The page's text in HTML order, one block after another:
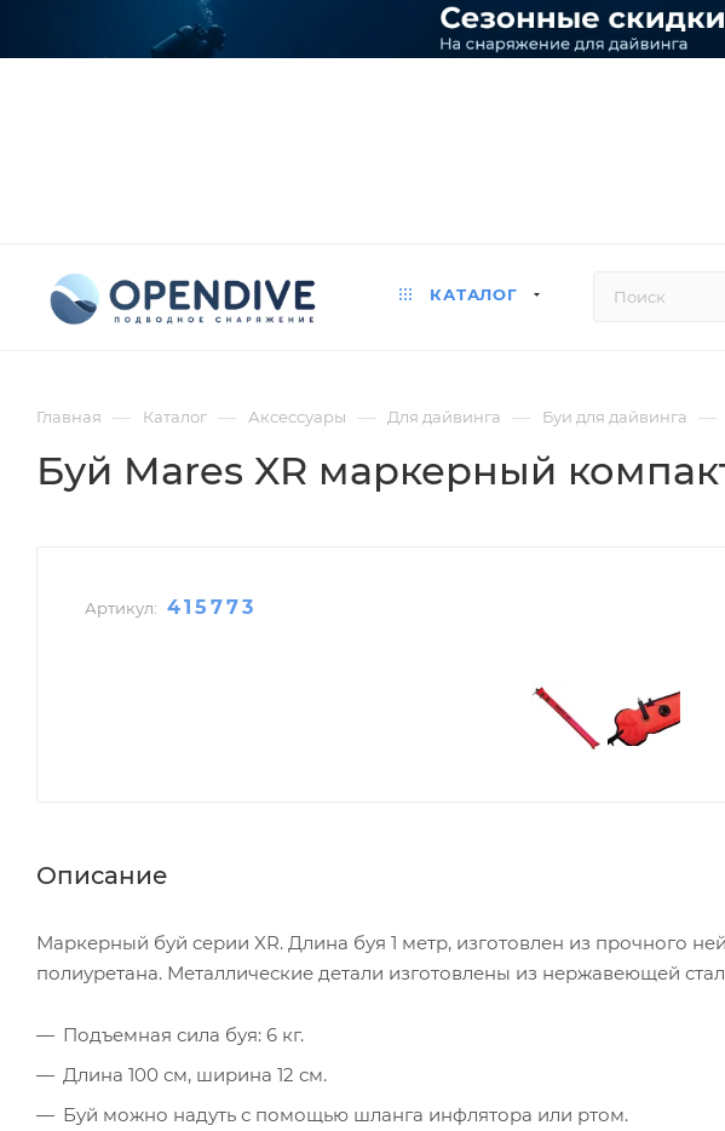
КАТАЛОГ
Главная — Каталог — Аксессуары — Для дайвинга — Буи для дайвинга —
Буй Mares XR маркерный
Артикул: 415773
Описание
Маркерный буй серии XR. Длина буя 1 метр, изготовлен из прочного
полиуретана. Металлические детали изготовлены из нержавеющей
Подъемная сила буя: 6 кг.
Длина 100 см, ширина 12 см.
Буй можно надуть с помощью шланга инфлятора или ртом.